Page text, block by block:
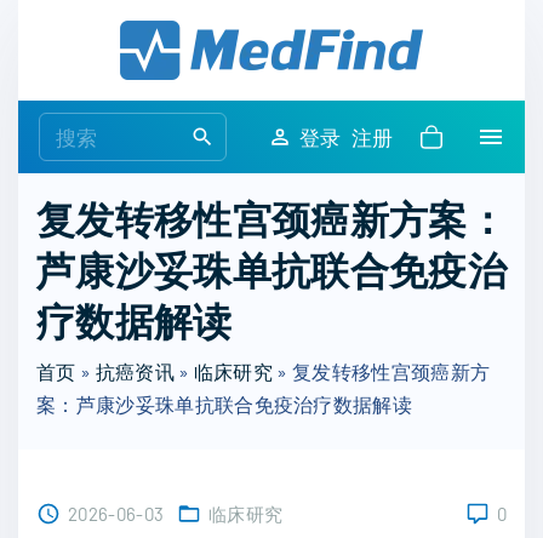
e
r
c
h
f
r
:
登录 注册
复发转移性宫颈癌新方案：
芦康沙妥珠单抗联合免疫治
疗数据解读
首页 » 抗癌资讯» 临床研究 »复发转移性宫颈癌新方
案：芦康沙妥珠单抗联合免疫治疗数据解读
2026-06-03 临床研究 0